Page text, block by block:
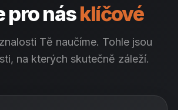
pro násklíčové
Tě naučíme. Tohle jsou
na kterých skutečně záleží.